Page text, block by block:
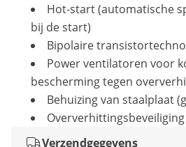
Hot-start (automatische
bij de start)
Bipolaire
Power ventilatoren voor
bescherming tegen
Behuizing van staalplaat
Oververhittingsbeveiliging
Verzendgegevens